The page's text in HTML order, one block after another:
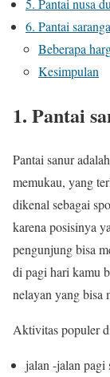
5. Pantai nusa
6. Pantai
Beberapa
Kesimpulan
1. Pantai
Pantai sanur
memukau, yang
dikenal sebagai
karena posisinya
pengunjung bisa
di pagi hari kamu
nelayan yang bisa
Aktivitas populer
jalan -jalan pagi